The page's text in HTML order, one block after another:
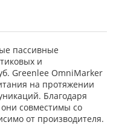
пассивные
и
Greenlee OmniMarker
на протяжении
Благодаря
совместимы со
от производителя.